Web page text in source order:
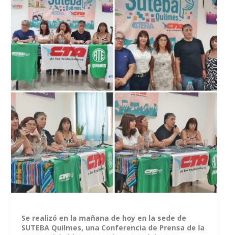
Se realizó en la mañana de hoy en la sede de
SUTEBA Quilmes, una Conferencia de Prensa de la